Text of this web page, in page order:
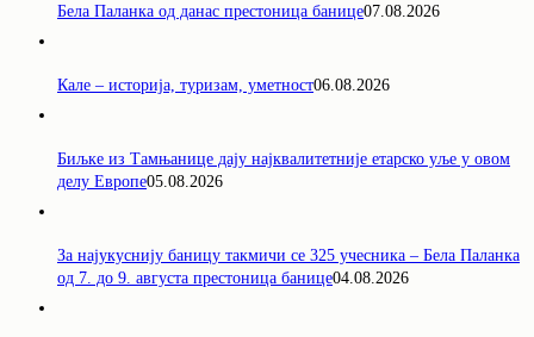
Бела Паланка од данас престоница банице07.08.2026
Кале – историја, туризам, уметност06.08.2026
Биљке из Тамњанице дају најквалитетније етарско уље у овом
делу Европе05.08.2026
За најукуснију баницу такмичи се 325 учесника – Бела Паланка
од 7. до 9. августа престоница банице04.08.2026